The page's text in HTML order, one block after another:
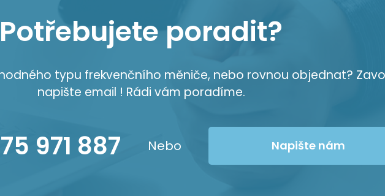
Potřebujete poradit?
typu frekvenčního měniče, nebo rovnou objednat?
napište email ! Rádi vám poradíme.
971 887 Nebo Napište nám